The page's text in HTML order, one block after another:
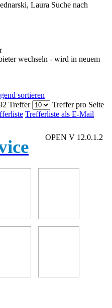
Laura Suche nach
wechseln - wird in neuem
sortieren
Treffer
Treffer pro Seite
Trefferliste als E-Mail
OPEN V 12.0.1.2